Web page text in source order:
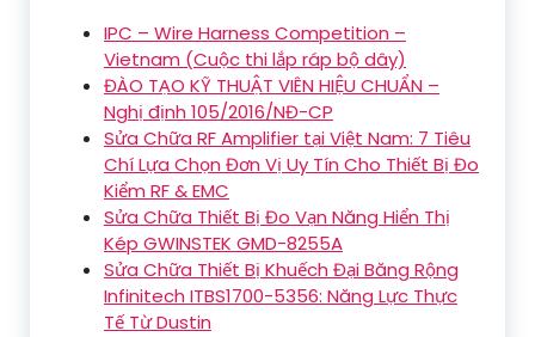
IPC – Wire Harness Competition –
Vietnam (Cuộc thi lắp ráp bộ dây)
ĐÀO TẠO KỸ THUẬT VIÊN HIỆU CHUẨN –
Nghị định 105/2016/NĐ-CP
Sửa Chữa RF Amplifier tại Việt Nam: 7 Tiêu
Chí Lựa Chọn Đơn Vị Uy Tín Cho Thiết Bị Đo
Kiểm RF & EMC
Sửa Chữa Thiết Bị Đo Vạn Năng Hiển Thị
Kép GWINSTEK GMD-8255A
Sửa Chữa Thiết Bị Khuếch Đại Băng Rộng
Infinitech ITBS1700-5356: Năng Lực Thực
Tế Từ Dustin